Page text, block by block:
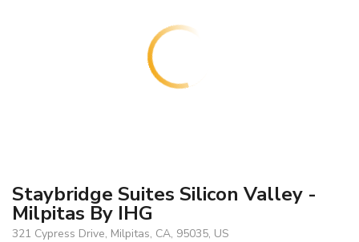
Staybridge Suites Silicon Valley -
Milpitas By IHG
321 Cypress Drive, Milpitas, CA, 95035, US